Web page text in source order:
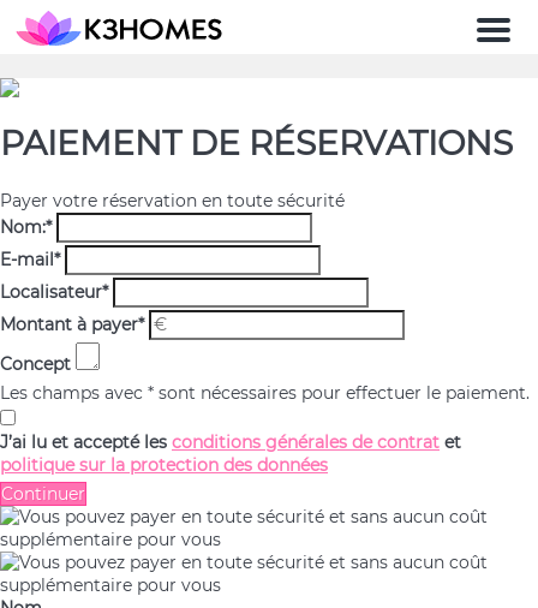
Menu
PAIEMENT DE RÉSERVATIONS
Payer votre réservation en toute sécurité
Nom:*
E-mail*
Localisateur*
Montant à payer*
Concept
Les champs avec * sont nécessaires pour effectuer le paiement.
J’ai lu et accepté les conditions générales de contrat et
politique sur la protection des données
Continuer